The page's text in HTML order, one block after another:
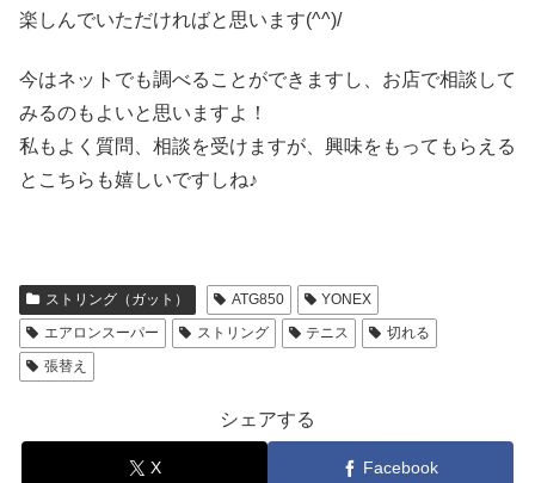
楽しんでいただければと思います(^^)/
今はネットでも調べることができますし、お店で相談して
みるのもよいと思いますよ！
私もよく質問、相談を受けますが、興味をもってもらえる
とこちらも嬉しいですしね♪
ストリング（ガット） ATG850
YONEX
エアロンスーパー
ストリング テニス
切れる
張替え
シェアする
X Facebook